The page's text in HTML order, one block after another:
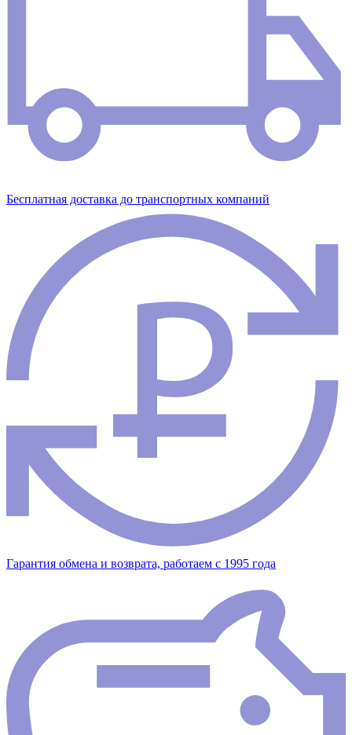
Бесплатная доставка до транспортных компаний
Гарантия обмена и возврата, работаем с 1995 года